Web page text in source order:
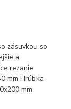
zásuvkou so
a
rezanie
mm Hrúbka
mm